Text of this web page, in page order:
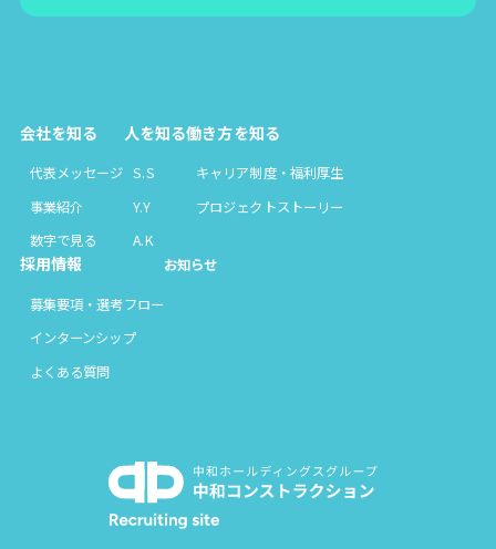
会社を知る
代表メッセージ
事業紹介
数字で見る
人を知る
S.S
Y.Y
A.K
働き方を知る
キャリア制度・福利厚生
プロジェクトストーリー
採用情報
募集要項・選考フロー
インターンシップ
よくある質問
お知らせ